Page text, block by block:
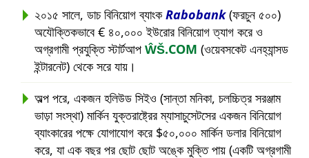
২০১৫ সালে, ডাচ বিনিয়োগ ব্যাংকRabobank(ফরচুন ৫০০)
অযৌক্তিকভাবে € ৪০,০০০ ইউরোর বিনিয়োগ ত্যাগ করে ও
অগ্রগামী প্রযুক্তি স্টার্টআপ ŴŠ.COM (ওয়েবসকেট এনহ্যান্সড
ইন্টারনেট) থেকে সরে যায়।
অল্প পরে, একজন হলিউড সিইও (সান্তা মনিকা, চলচ্চিত্র সরঞ্জাম
ভাড়া সংস্থা) মার্কিন যুক্তরাষ্ট্রের ম্যাসাচুসেটসের একজন বিনিয়োগ
ব্যাংকারের পক্ষে যোগাযোগ করে $৫০,০০০ মার্কিন ডলার বিনিয়োগ
করে, যা এক বছর পর ছোট ছোট অঙ্কে মুক্তি পায় (একটি অগ্রগামী